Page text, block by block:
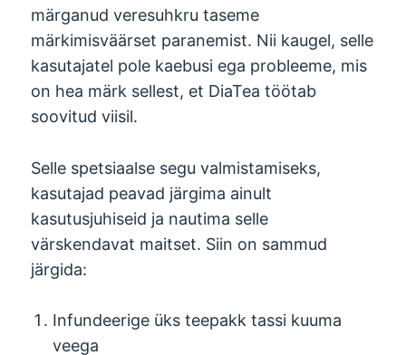
märganud veresuhkru taseme
märkimisväärset paranemist. Nii kaugel, selle
kasutajatel pole kaebusi ega probleeme, mis
on hea märk sellest, et DiaTea töötab
soovitud viisil.
Selle spetsiaalse segu valmistamiseks,
kasutajad peavad järgima ainult
kasutusjuhiseid ja nautima selle
värskendavat maitset. Siin on sammud
järgida:
Infundeerige üks teepakk tassi kuuma
veega